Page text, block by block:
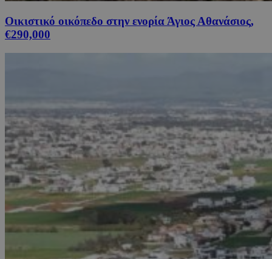
Οικιστικό οικόπεδο στην ενορία Άγιος Αθανάσιος,
€290,000